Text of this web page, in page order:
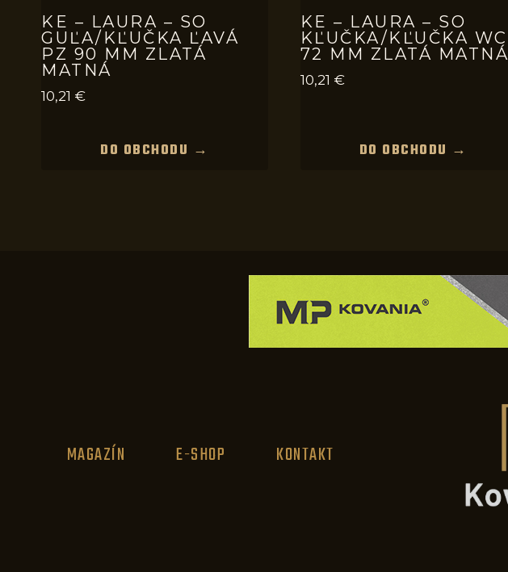
KE – LAURA – SO
GUĽA/KĽUČKA ĽAVÁ
PZ 90 MM ZLATÁ
MATNÁ
10,21 €
DO OBCHODU →
KE – LAURA – SO
KĽUČKA/KĽUČKA WC
72 MM ZLATÁ MATNÁ
10,21 €
DO OBCHODU →
MAGAZÍN E-SHOP KONTAKT